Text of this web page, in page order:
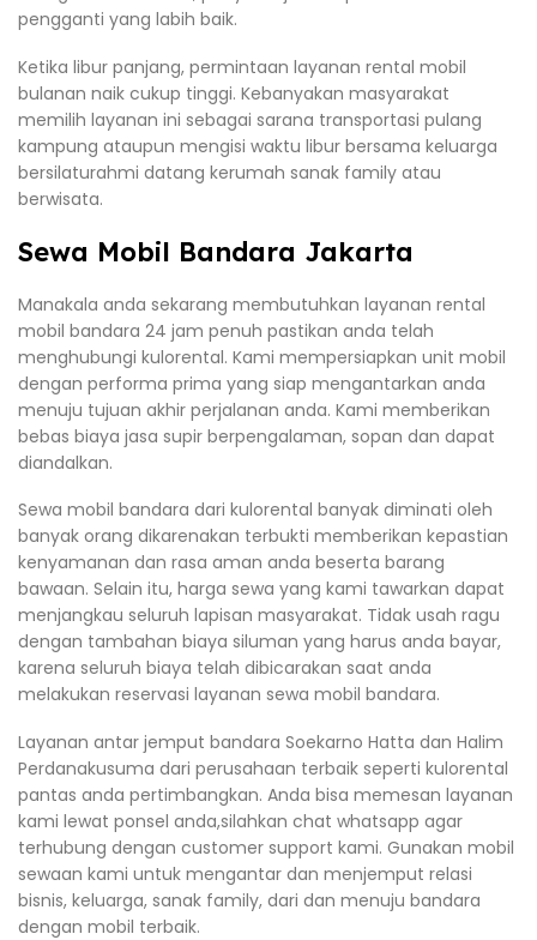
pengganti yang labih baik.
Ketika libur panjang, permintaan layanan rental mobil
bulanan naik cukup tinggi. Kebanyakan masyarakat
memilih layanan ini sebagai sarana transportasi pulang
kampung ataupun mengisi waktu libur bersama keluarga
bersilaturahmi datang kerumah sanak family atau
berwisata.
Sewa Mobil Bandara Jakarta
Manakala anda sekarang membutuhkan layanan rental
mobil bandara 24 jam penuh pastikan anda telah
menghubungi kulorental. Kami mempersiapkan unit mobil
dengan performa prima yang siap mengantarkan anda
menuju tujuan akhir perjalanan anda. Kami memberikan
bebas biaya jasa supir berpengalaman, sopan dan dapat
diandalkan.
Sewa mobil bandara dari kulorental banyak diminati oleh
banyak orang dikarenakan terbukti memberikan kepastian
kenyamanan dan rasa aman anda beserta barang
bawaan. Selain itu, harga sewa yang kami tawarkan dapat
menjangkau seluruh lapisan masyarakat. Tidak usah ragu
dengan tambahan biaya siluman yang harus anda bayar,
karena seluruh biaya telah dibicarakan saat anda
melakukan reservasi layanan sewa mobil bandara.
Layanan antar jemput bandara Soekarno Hatta dan Halim
Perdanakusuma dari perusahaan terbaik seperti kulorental
pantas anda pertimbangkan. Anda bisa memesan layanan
kami lewat ponsel anda,silahkan chat whatsapp agar
terhubung dengan customer support kami. Gunakan mobil
sewaan kami untuk mengantar dan menjemput relasi
bisnis, keluarga, sanak family, dari dan menuju bandara
dengan mobil terbaik.